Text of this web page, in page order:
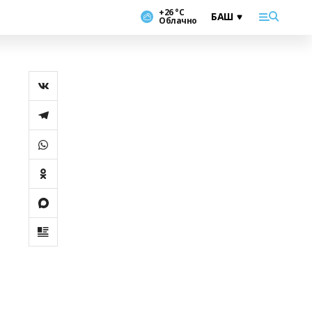
+26 °С
Облачно